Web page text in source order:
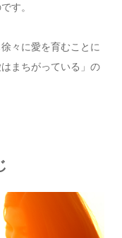
す。
々に愛を育むことに
まちがっている」の